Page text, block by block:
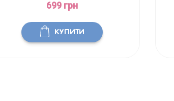
699 грн
КУПИТИ